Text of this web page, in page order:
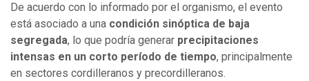
De acuerdo con lo informado por el organismo, el evento
está asociado a una condición sinóptica de baja
segregada, lo que podría generar precipitaciones
intensas en un corto período de tiempo, principalmente
en sectores cordilleranos y precordilleranos.